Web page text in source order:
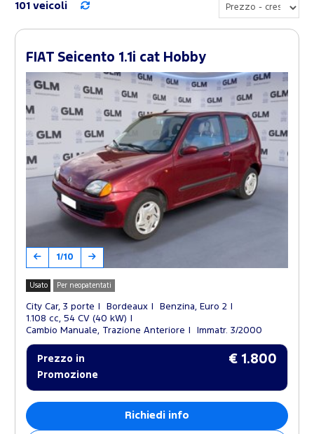
101 veicoli
FIAT Seicento 1.1i cat Hobby
1/10
Usato Per neopatentati
City Car, 3 porte Bordeaux
Benzina, Euro 2
1.108 cc, 54 CV (40 kW)
Cambio Manuale, Trazione Anteriore
Immatr. 3/2000
Prezzo in
Promozione
€ 1.800
Richiedi info